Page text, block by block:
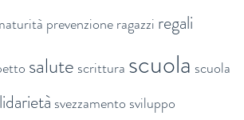
prevenzioneragazzi regali
salute scrittura scuola scuola
svezzamento sviluppo